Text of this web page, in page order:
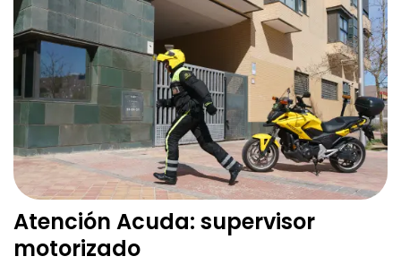
Atención Acuda: supervisor
motorizado